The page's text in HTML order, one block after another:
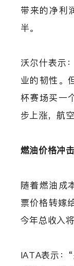
带来的净利
半。
沃尔什表示
业的韧性。
杯赛场买一
步上涨，航
燃油价格冲
随着燃油成
票价格转嫁
今年总收入
IATA表示：